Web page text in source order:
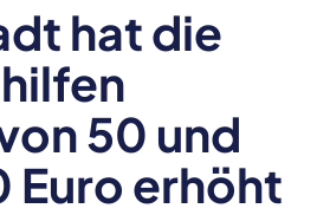
hat die
50 und
Euro erhöht